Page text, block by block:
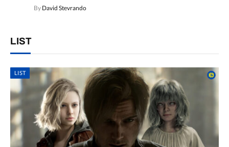
By David Stevrando
LIST
LIST